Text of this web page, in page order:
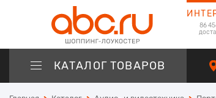
86
КАТАЛОГ ТОВАРОВ